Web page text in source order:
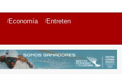
Economía Entretenimiento